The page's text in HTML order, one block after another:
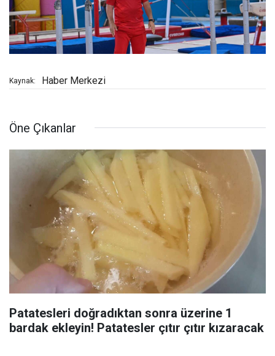
Kaynak: Haber Merkezi
Öne Çıkanlar
Patatesleri doğradıktan sonra üzerine 1
bardak ekleyin! Patatesler çıtır çıtır kızaracak